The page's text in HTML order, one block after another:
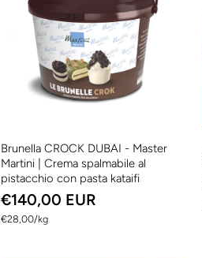
Brunella CROCK DUBAI - Master
Martini | Crema spalmabile al
pistacchio con pasta kataifi
€140,00 EUR
€28,00/
per kg